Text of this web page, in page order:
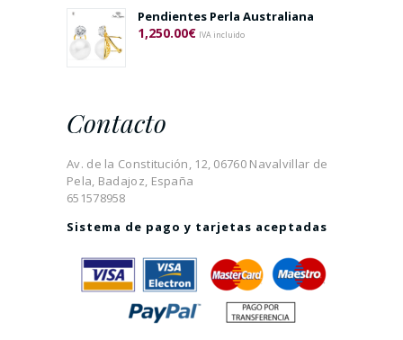
Pendientes Perla Australiana
1,250.00€ IVA incluido
Contacto
Av. de la Constitución, 12, 06760 Navalvillar de
Pela, Badajoz, España
651578958
Sistema de pago y tarjetas aceptadas